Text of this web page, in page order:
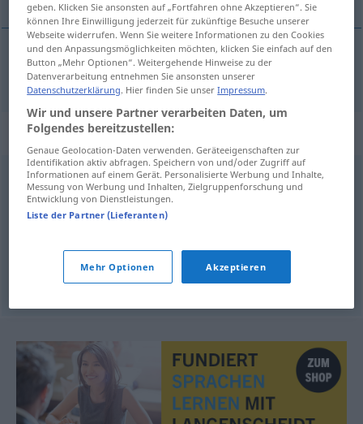
abenteuerlich kalandos
Synonyme für "kalandos"
merész,vakmerő,meggondolatlan
vigyázatlan
geben. Klicken Sie ansonsten auf „Fortfahren ohne Akzeptieren“. Sie
können Ihre Einwilligung jederzeit für zukünftige Besuche unserer
Webseite widerrufen. Wenn Sie weitere Informationen zu den Cookies
und den Anpassungsmöglichkeiten möchten, klicken Sie einfach auf den
Button „Mehr Optionen“. Weitergehende Hinweise zu der
Datenverarbeitung entnehmen Sie ansonsten unserer
Datenschutzerklärung. Hier finden Sie unserImpressum.
Wir und unsere Partner verarbeiten Daten, um
Folgendes bereitzustellen:
Genaue Geolocation-Daten verwenden. Geräteeigenschaften zur
Identifikation aktiv abfragen. Speichern von und/oder Zugriff auf
Informationen auf einem Gerät. Personalisierte Werbung und Inhalte,
Messung von Werbung und Inhalten, Zielgruppenforschung und
Entwicklung von Dienstleistungen.
Liste der Partner (Lieferanten)
Mehr Optionen Akzeptieren